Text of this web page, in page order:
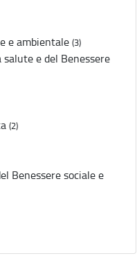
e ambientale (3)
e del Benessere
(2)
Benessere sociale e